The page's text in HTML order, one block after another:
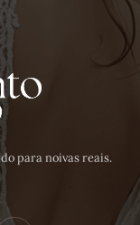
para noivas reais.